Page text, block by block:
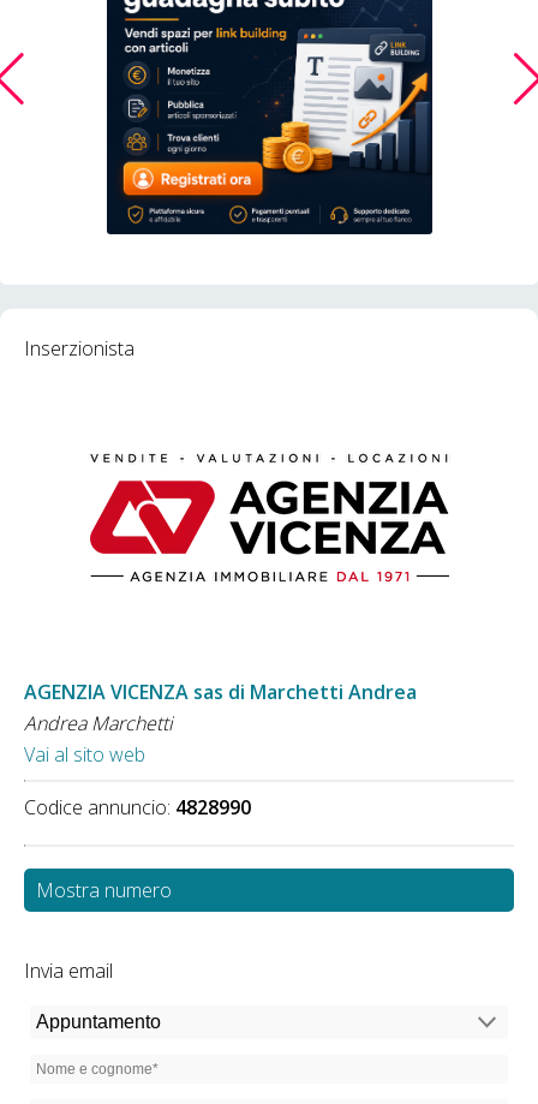
Inserzionista
AGENZIA VICENZA sas di Marchetti Andrea
Andrea Marchetti
Vai al sito web
Codice annuncio: 4828990
Mostra numero
Invia email